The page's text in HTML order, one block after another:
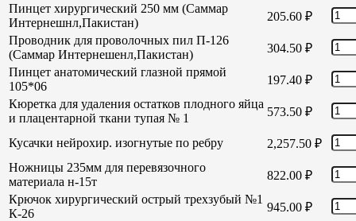
Пинцет хирургический 250 мм (Саммар
Интернешнл,Пакистан)
205.60 ₽
Проводник для проволочных пил П-126
(Саммар Интернешенл,Пакистан)
304.50 ₽
Пинцет анатомический глазной прямой
105*06
197.40 ₽
Кюретка для удаления остатков плодного яйца
и плацентарной ткани тупая № 1
573.50 ₽
Кусачки нейрохир. изогнутые по ребру 2,257.50 ₽
Ножницы 235мм для перевязочного
материала н-15т
822.00 ₽
Крючок хирургический острый трехзубый №1
К-26
945.00 ₽